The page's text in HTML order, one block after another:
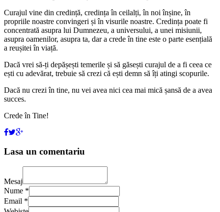
Curajul vine din credință, credința în ceilalți, în noi înșine, în
propriile noastre convingeri și în visurile noastre. Credința poate fi
concentrată asupra lui Dumnezeu, a universului, a unei misiunii,
asupra oamenilor, asupra ta, dar a crede în tine este o parte esențială
a reușitei în viață.
Dacă vrei să-ți depășești temerile și să găsești curajul de a fi ceea ce
ești cu adevărat, trebuie să crezi că ești demn să îți atingi scopurile.
Dacă nu crezi în tine, nu vei avea nici cea mai mică șansă de a avea
succes.
Crede în Tine!
Lasa un comentariu
Mesaj
Nume *
Email *